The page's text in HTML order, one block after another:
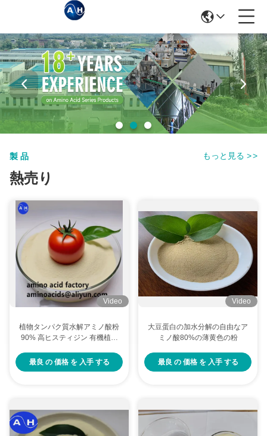
製品
熱売り
もっと見る >>
Video
植物タンパク質水解アミノ酸粉
90% 高ヒスティジン 有機植物
最良 の 価格 を 入手 する
Video
大豆蛋白の加水分解の自由なア
ミノ酸80%の薄黄色の粉
最良 の 価格 を 入手 する